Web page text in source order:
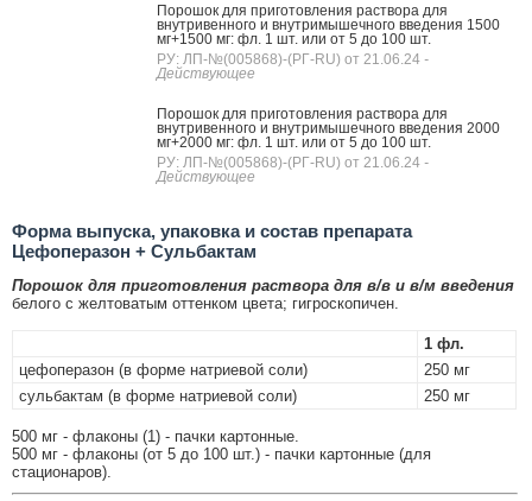
Порошок для приготовления раствора для
внутривенного и внутримышечного введения 1500
мг+1500 мг: фл. 1 шт. или от 5 до 100 шт.
РУ: ЛП-№(005868)-(РГ-RU) от 21.06.24 -
Действующее
Порошок для приготовления раствора для
внутривенного и внутримышечного введения 2000
мг+2000 мг: фл. 1 шт. или от 5 до 100 шт.
РУ: ЛП-№(005868)-(РГ-RU) от 21.06.24 -
Действующее
Форма выпуска, упаковка и состав препарата
Цефоперазон + Сульбактам
Порошок для приготовления раствора для в/в и в/м введения
белого с желтоватым оттенком цвета; гигроскопичен.
1 фл.
цефоперазон (в форме натриевой соли)
250 мг
сульбактам (в форме натриевой соли)
250 мг
500 мг - флаконы (1) - пачки картонные.
500 мг - флаконы (от 5 до 100 шт.) - пачки картонные (для
стационаров).